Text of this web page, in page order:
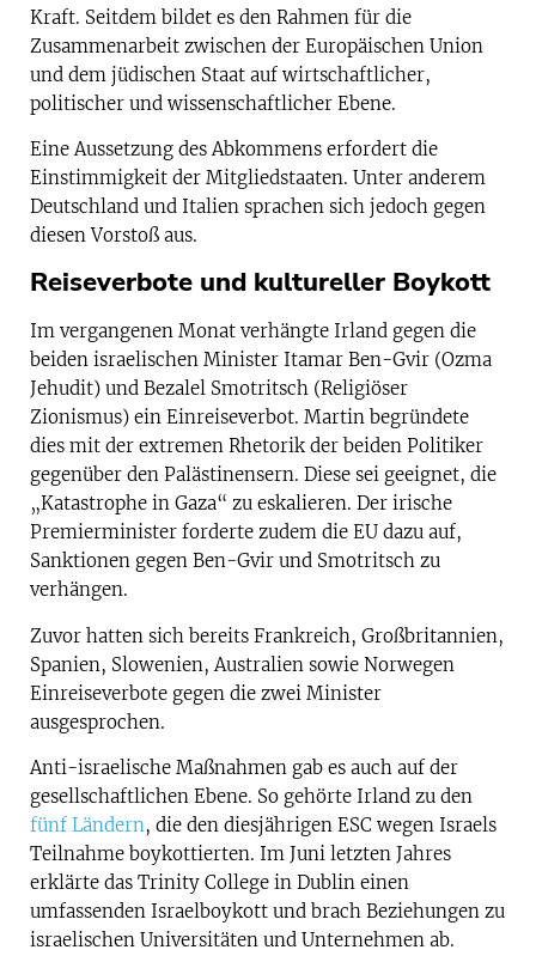
Kraft. Seitdem bildet es den Rahmen für die
Zusammenarbeit zwischen der Europäischen Union
und dem jüdischen Staat auf wirtschaftlicher,
politischer und wissenschaftlicher Ebene.
Eine Aussetzung des Abkommens erfordert die
Einstimmigkeit der Mitgliedstaaten. Unter anderem
Deutschland und Italien sprachen sich jedoch gegen
diesen Vorstoß aus.
Reiseverbote und kultureller Boykott
Im vergangenen Monat verhängte Irland gegen die
beiden israelischen Minister Itamar Ben-Gvir (Ozma
Jehudit) und Bezalel Smotritsch (Religiöser
Zionismus) ein Einreiseverbot. Martin begründete
dies mit der extremen Rhetorik der beiden Politiker
gegenüber den Palästinensern. Diese sei geeignet, die
„Katastrophe in Gaza“ zu eskalieren. Der irische
Premierminister forderte zudem die EU dazu auf,
Sanktionen gegen Ben-Gvir und Smotritsch zu
verhängen.
Zuvor hatten sich bereits Frankreich, Großbritannien,
Spanien, Slowenien, Australien sowie Norwegen
Einreiseverbote gegen die zwei Minister
ausgesprochen.
Anti-israelische Maßnahmen gab es auch auf der
gesellschaftlichen Ebene. So gehörte Irland zu den
fünf Ländern, die den diesjährigen ESC wegen Israels
Teilnahme boykottierten. Im Juni letzten Jahres
erklärte das Trinity College in Dublin einen
umfassenden Israelboykott und brach Beziehungen zu
israelischen Universitäten und Unternehmen ab.